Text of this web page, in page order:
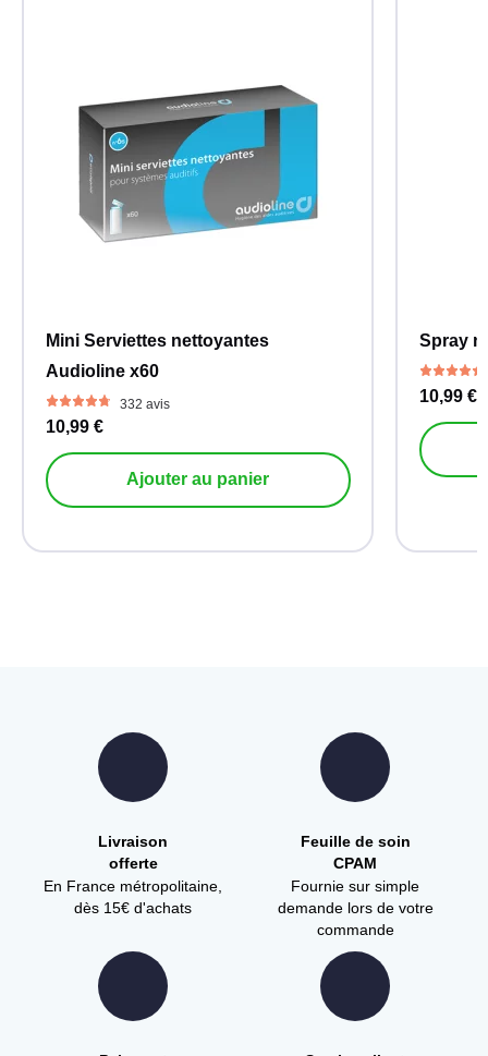
Mini Serviettes nettoyantes
Audioline x60
332 avis
10,99 €
Ajouter au panier
Spray
10,99 €
Livraison
offerte
En France métropolitaine,
dès 15€ d'achats
Feuille de soin
CPAM
Fournie sur simple
demande lors de votre
commande